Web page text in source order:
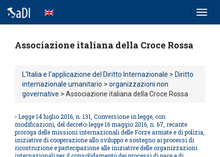
Associazione italiana della Croce Rossa
L'Italia e l'applicazione del Diritto Internazionale > Diritto
internazionale umanitario > organizzazioni non
governative > Associazione italiana della Croce Rossa
Legge 14 luglio 2016, n. 131, Conversione in legge, con
modificazioni, del decreto-legge 16 maggio 2016, n. 67, recante
proroga delle missioni internazionali delle Forze armate e di polizia,
iniziative di cooperazione allo sviluppo e sostegno ai processi di
ricostruzione e partecipazione alle iniziative delle organizzazioni